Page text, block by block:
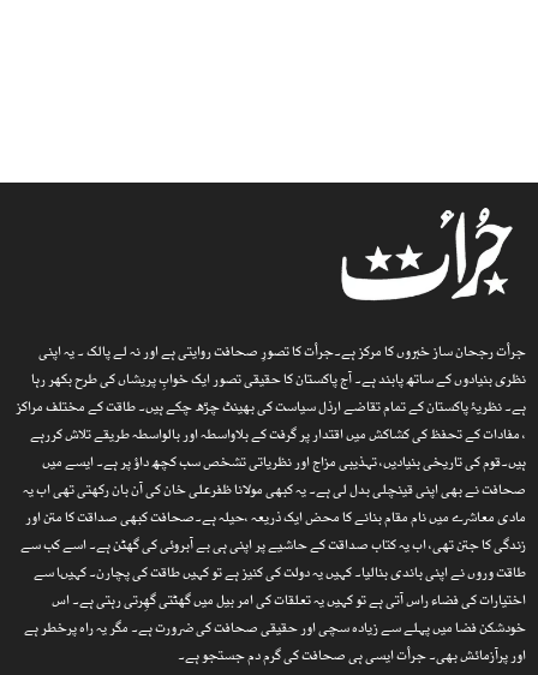
جرأت رجحان ساز خبروں کا مرکز ہے۔جرأت کا تصورِ صحافت روایتی ہے اور نہ لے پالک ۔ یہ اپنی
نظری بنیادوں کے ساتھ پابند ہے۔ آج پاکستان کا حقیقی تصور ایک خوابِ پریشاں کی طرح بکھر رہا
ہے۔ نظریۂ پاکستان کے تمام تقاضے ارذل سیاست کی بھینٹ چڑھ چکے ہیں۔ طاقت کے مختلف مراکز
، مفادات کے تحفظ کی کشاکش میں اقتدار پر گرفت کے بلاواسطہ اور بالواسطہ طریقے تلاش کررہے
ہیں۔قوم کی تاریخی بنیادیں، تہذیبی مزاج اور نظریاتی تشخص سب کچھ داؤ پر ہے۔ ایسے میں
صحافت نے بھی اپنی قینچلی بدل لی ہے۔ یہ کبھی مولانا ظفرعلی خان کی آن بان رکھتی تھی اب یہ
مادی معاشرے میں نام مقام بنانے کا محض ایک ذریعہ ،حیلہ ہے۔صحافت کبھی صداقت کا متن اور
زندگی کا جتن تھی، اب یہ کتاب صداقت کے حاشیے پر اپنی ہی بے آبروئی کی گھٹن ہے۔ اسے کب سے
طاقت وروں نے اپنی باندی بنالیا۔ کہیں یہ دولت کی کنیز ہے تو کہیں طاقت کی پچارن۔ کہیںا سے
اختیارات کی فضاء راس آتی ہے تو کہیں یہ تعلقات کی امر بیل میں گھٹتی گھِرتی رہتی ہے۔ اس
خودشکن فضا میں پہلے سے زیادہ سچی اور حقیقی صحافت کی ضرورت ہے۔ مگر یہ راہ پرخطر ہے
اور پرآزمائش بھی۔ جرأت ایسی ہی صحافت کی گرم دم جستجو ہے۔